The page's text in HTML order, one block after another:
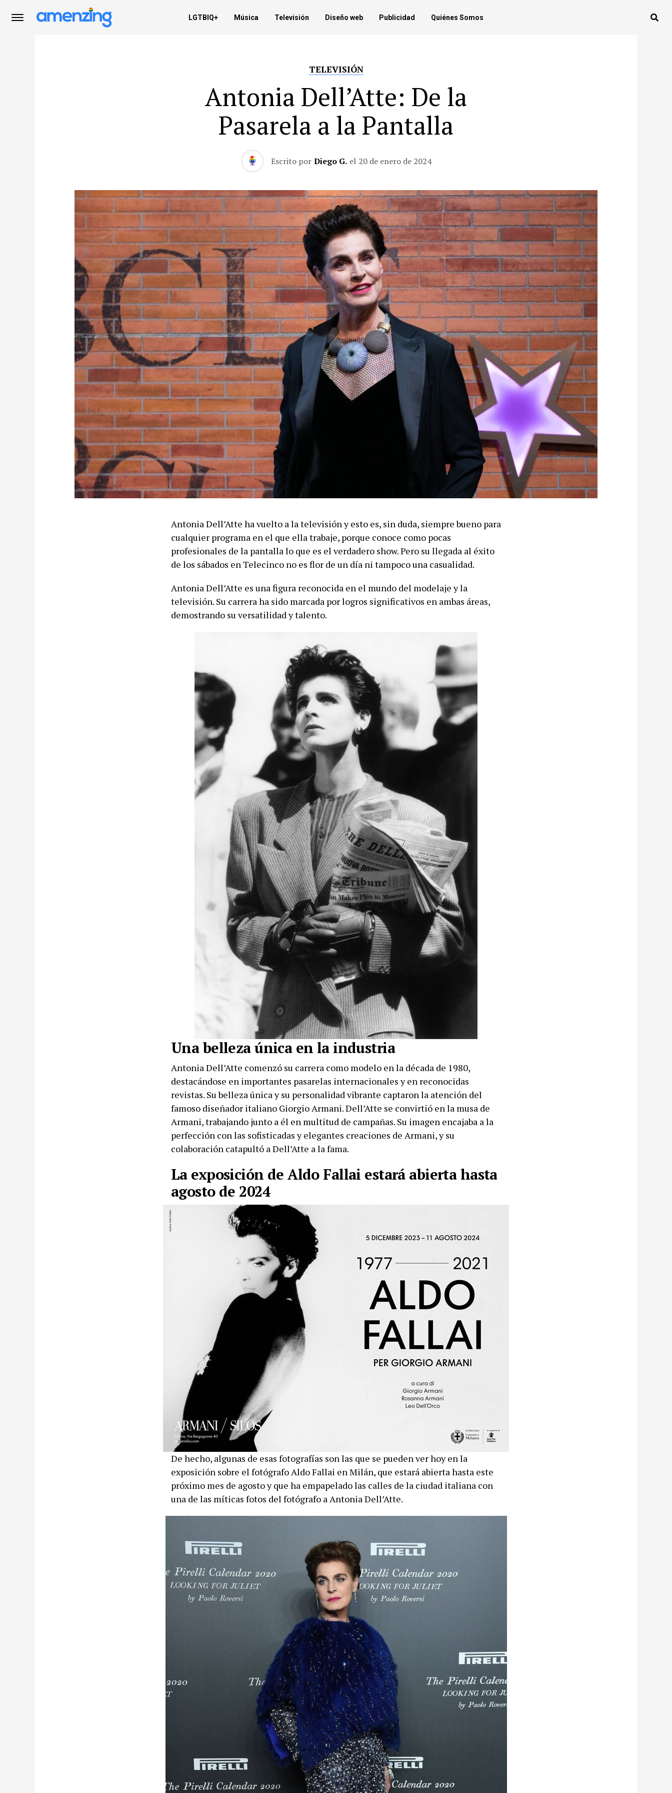
LGTBIQ+ Música Televisión Diseño web Publicidad Quiénes Somos
TELEVISIÓN
Antonia Dell’Atte: De la
Pasarela a la Pantalla
Escrito por Diego G. el 20 de enero de 2024
Antonia Dell’Atte ha vuelto a la televisión y esto es, sin duda, siempre bueno para
cualquier programa en el que ella trabaje, porque conoce como pocas
profesionales de la pantalla lo que es el verdadero show. Pero su llegada al éxito
de los sábados en Telecinco no es flor de un día ni tampoco una casualidad.
Antonia Dell’Atte es una figura reconocida en el mundo del modelaje y la
televisión. Su carrera ha sido marcada por logros significativos en ambas áreas,
demostrando su versatilidad y talento.
Una belleza única en la industria
Antonia Dell’Atte comenzó su carrera como modelo en la década de 1980,
destacándose en importantes pasarelas internacionales y en reconocidas
revistas. Su belleza única y su personalidad vibrante captaron la atención del
famoso diseñador italiano Giorgio Armani. Dell’Atte se convirtió en la musa de
Armani, trabajando junto a él en multitud de campañas. Su imagen encajaba a la
perfección con las sofisticadas y elegantes creaciones de Armani, y su
colaboración catapultó a Dell’Atte a la fama.
La exposición de Aldo Fallai estará abierta hasta
agosto de 2024
De hecho, algunas de esas fotografías son las que se pueden ver hoy en la
exposición sobre el fotógrafo Aldo Fallai en Milán, que estará abierta hasta este
próximo mes de agosto y que ha empapelado las calles de la ciudad italiana con
una de las míticas fotos del fotógrafo a Antonia Dell’Atte.